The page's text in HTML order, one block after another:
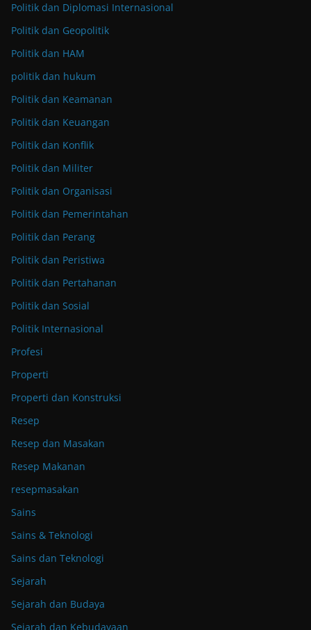
Politik dan Diplomasi Internasional
Politik dan Geopolitik
Politik dan HAM
politik dan hukum
Politik dan Keamanan
Politik dan Keuangan
Politik dan Konflik
Politik dan Militer
Politik dan Organisasi
Politik dan Pemerintahan
Politik dan Perang
Politik dan Peristiwa
Politik dan Pertahanan
Politik dan Sosial
Politik Internasional
Profesi
Properti
Properti dan Konstruksi
Resep
Resep dan Masakan
Resep Makanan
resepmasakan
Sains
Sains & Teknologi
Sains dan Teknologi
Sejarah
Sejarah dan Budaya
Sejarah dan Kebudayaan